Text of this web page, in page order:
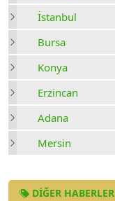
İstanbul
Bursa
Konya
Erzincan
Adana
Mersin
DIĞER HABERLER